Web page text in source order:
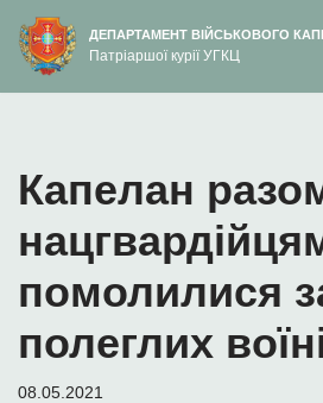
вмісту
Перейти
до
ДЕПАРТАМЕНТ ВІЙСЬКОВОГО
Патріаршої курії УГКЦ
Капелан
помолилися
полеглих
08.05.2021